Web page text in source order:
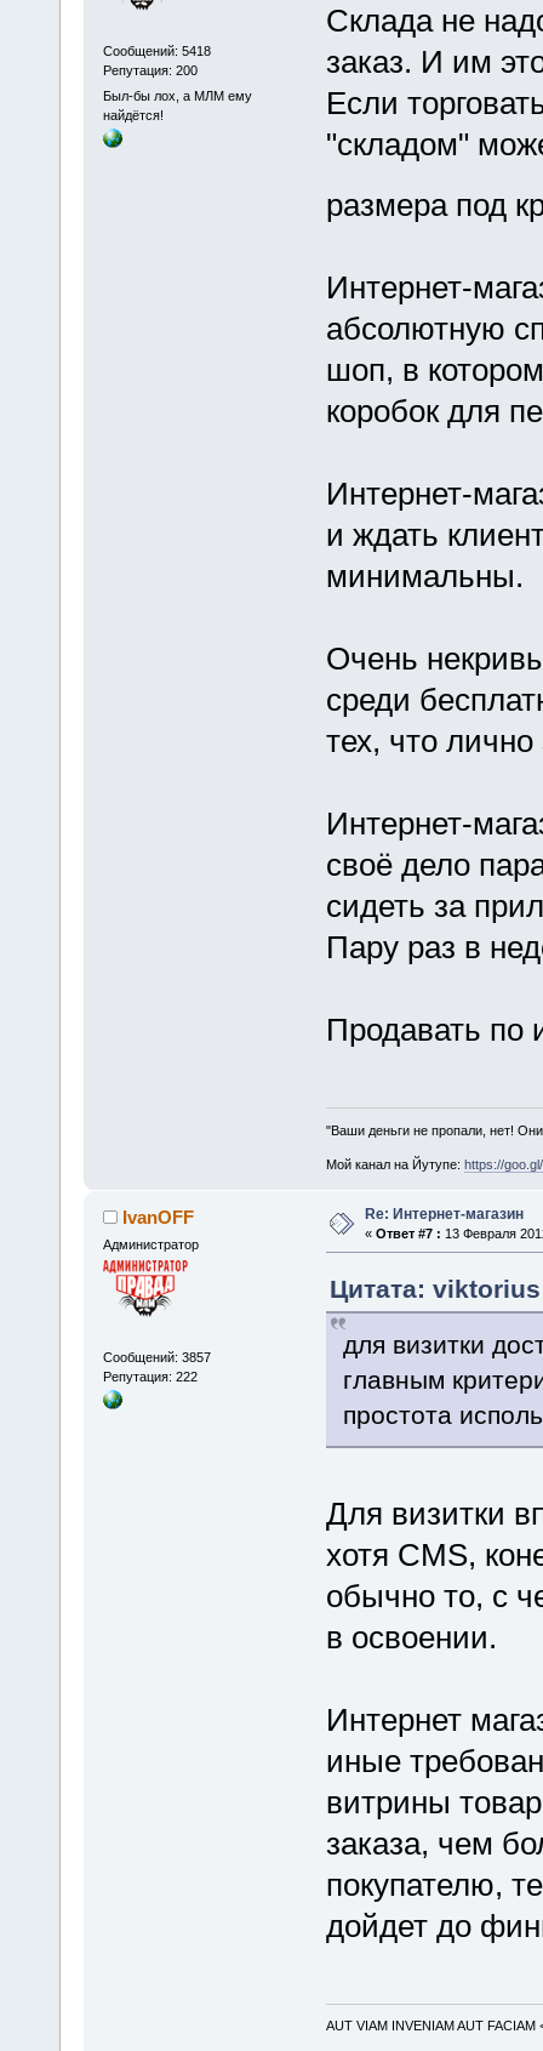
Сообщений: 5418
Репутация: 200
Был-бы лох, а МЛМ ему
найдётся!
Склада не
заказ. И им
Если
"складом"
размера под
Интернет-
абсолютную
шоп, в
коробок для
Интернет-
и ждать
минимальны.
Очень
среди
тех, что
Интернет-
своё дело
сидеть за
Пару раз в
Продавать по
"Ваши деньги не пропали, нет!
Мой канал на Йутупе: https://
IvanOFF
Администратор
Сообщений: 3857
Репутация: 222
Re: Интернет-магазин
« Ответ #7 : 13 Февраля
Цитата:
для визитки
главным
простота
Для визитки
хотя CMS,
обычно то, с
в освоении.
Интернет
иные
витрины
заказа, чем
покупателю,
дойдет до
AUT VIAM INVENIAM AUT FACIAM